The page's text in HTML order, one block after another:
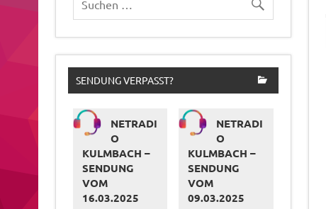
SENDUNG VERPASST?
NETRADI
O
KULMBACH –
SENDUNG
VOM
16.03.2025
NETRADI
O
KULMBACH –
SENDUNG
VOM
09.03.2025